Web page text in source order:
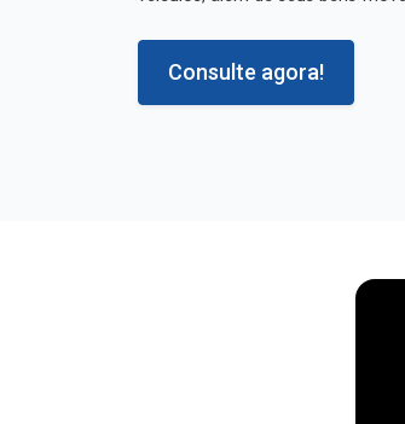
Consulte agora!